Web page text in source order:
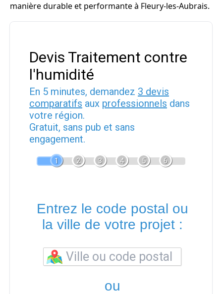
manière durable et performante à Fleury-les-Aubrais.
Devis Traitement contre
l'humidité
En 5 minutes, demandez 3 devis
comparatifs aux professionnels dans
votre région.
Gratuit, sans pub et sans
engagement.
1 2 3 4 5 6
Entrez le code postal ou
la ville de votre projet :
ou